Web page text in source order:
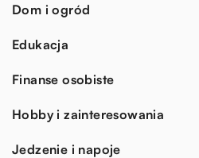
Dom i ogród
Edukacja
Finanse osobiste
Hobby i zainteresowania
Jedzenie i napoje